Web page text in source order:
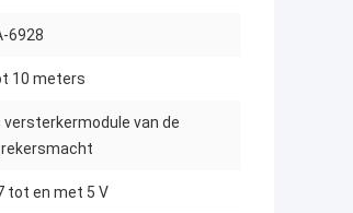
6928
10 meters
versterkermodule van de
tot en met 5 V